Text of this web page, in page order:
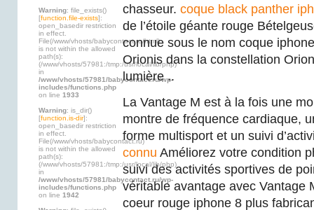
Warning: file_exists()
[function.file-exists]:
open_basedir restriction
in effect.
File(/www/vhosts/babycontact.ru/html)
is not within the allowed
path(s):
(/www/vhosts/57981:/tmp:/usr/local/lib/php)
in
/www/vhosts/57981/babycontact.ru/wp-
includes/functions.php
on line 1933
Warning: is_dir()
[function.is-dir]:
open_basedir restriction
in effect.
File(/www/vhosts/babycontact.ru)
is not within the allowed
path(s):
(/www/vhosts/57981:/tmp:/usr/local/lib/php)
in
/www/vhosts/57981/babycontact.ru/wp-
includes/functions.php
on line 1942
chasseur. coque black panther
de l’étoile géante rouge
connue sous le nom coque
Orionis dans la constellation
lumière ..
La Vantage M est à la fois une
montre de fréquence cardiaque,
forme multisport et un suivi
connu Améliorez votre condition
suivi des activités sportives de
véritable avantage avec Vantage
coeur rouge iphone 8 plus